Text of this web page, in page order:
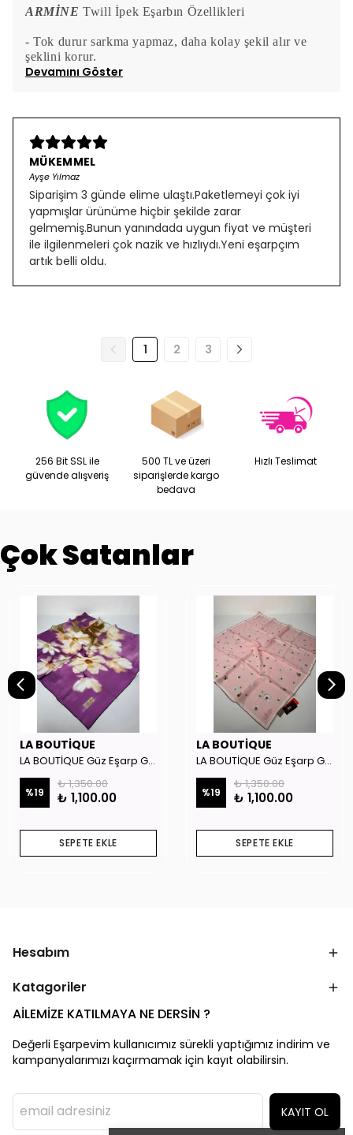
ARMİNE Twill İpek Eşarbın Özellikleri
- Tok durur sarkma yapmaz, daha kolay şekil alır ve
şeklini korur.
Devamını Göster
MÜKEMMEL
Ayşe Yılmaz
Siparişim 3 günde elime ulaştı.Paketlemeyi çok iyi
yapmışlar ürünüme hiçbir şekilde zarar
gelmemiş.Bunun yanındada uygun fiyat ve müşteri
ile ilgilenmeleri çok nazik ve hızlıydı.Yeni eşarpçım
artık belli oldu.
1 2 3
256 Bit SSL ile
güvende alışveriş
500 TL ve üzeri
siparişlerde kargo
bedava
Hızlı Teslimat
Çok Satanlar
LA BOUTİQUE
LA BOUTİQUE Güz Eşarp GYSE262908
%19
₺ 1,350.00
₺ 1,100.00
SEPETE EKLE
LA BOUTİQUE
LA BOUTİQUE Güz Eşarp GYSE130804
%19
₺ 1,350.00
₺ 1,100.00
SEPETE EKLE
Hesabım
Katagoriler
AİLEMİZE KATILMAYA NE DERSİN ?
Değerli Eşarpevim kullanıcımız sürekli yaptığımız indirim ve
kampanyalarımızı kaçırmamak için kayıt olabilirsin.
KAYIT OL